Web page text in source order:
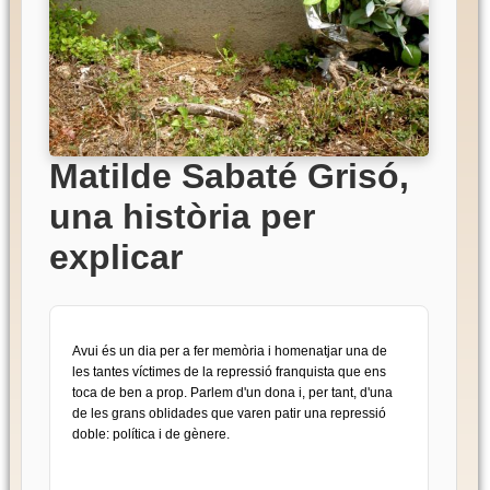
Matilde Sabaté Grisó,
una història per
explicar
Avui és un dia per a fer memòria i homenatjar una de
les tantes víctimes de la repressió franquista que ens
toca de ben a prop. Parlem d'un dona i, per tant, d'una
de les grans oblidades que varen patir una repressió
doble: política i de gènere.